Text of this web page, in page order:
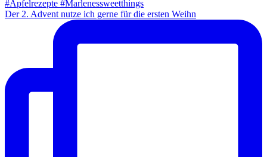
Der 2. Advent nutze ich gerne für die ersten Weihn